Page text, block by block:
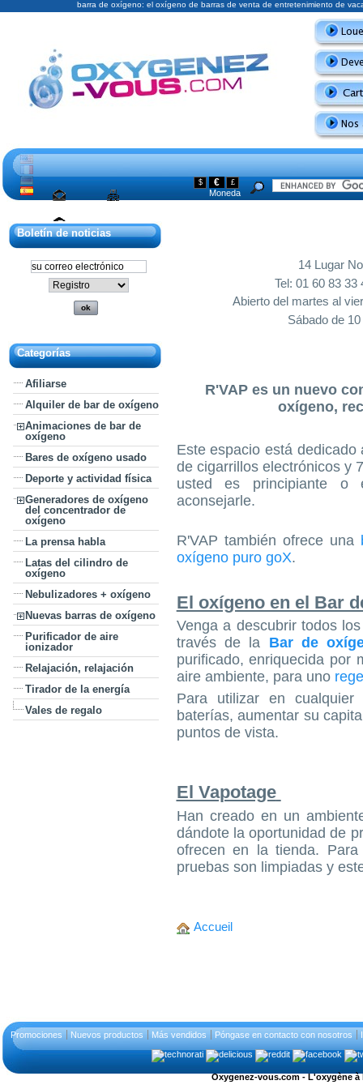
barra de oxígeno: el oxígeno de barras de venta de entretenimiento de
Póngase en
contacto con
$ € £
Moneda
Boletín de noticias
Categorías
Afiliarse
Alquiler de bar de oxígeno
Animaciones de bar de
oxígeno
Bares de oxígeno usado
Deporte y actividad física
Generadores de oxígeno
del concentrador de
oxígeno
La prensa habla
Latas del cilindro de
oxígeno
Nebulizadores + oxígeno
Nuevas barras de oxígeno
Purificador de aire
ionizador
Relajación, relajación
Tirador de la energía
Vales de regalo
14 Lugar
Tel: 01 60 83
Abierto del martes al
Sábado de
R'VAP es un nuevo
oxígeno,
Este espacio está
de cigarrillos electrónicos y
usted es principiante o
aconsejarle.
R'VAP también ofrece una
oxígeno puro goX.
El oxígeno en el Bar
Venga a descubrir todos
través de la Bar de
purificado, enriquecida por
aire ambiente, para uno
Para utilizar en
baterías, aumentar su
puntos de vista.
El Vapotage
Han creado en un
dándote la oportunidad de
ofrecen en la tienda.
pruebas son limpiadas y
Accueil
Promociones Nuevos productos Más vendidos Póngase en contacto con nosotros
Oxygenez-vous.com - L'oxygène